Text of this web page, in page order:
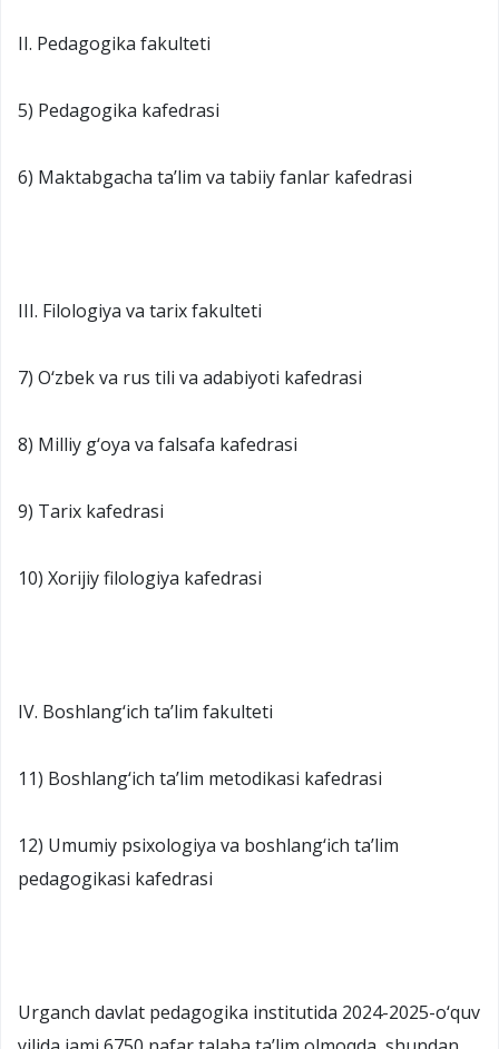
II. Pedagogika fakulteti
5) Pedagogika kafedrasi
6) Maktabgacha ta’lim va tabiiy fanlar kafedrasi
III. Filologiya va tarix fakulteti
7) O‘zbek va rus tili va adabiyoti kafedrasi
8) Milliy g‘oya va falsafa kafedrasi
9) Tarix kafedrasi
10) Xorijiy filologiya kafedrasi
IV. Boshlang‘ich ta’lim fakulteti
11) Boshlang‘ich ta’lim metodikasi kafedrasi
12) Umumiy psixologiya va boshlang‘ich ta’lim
pedagogikasi kafedrasi
Urganch davlat pedagogika institutida 2024-2025-o‘quv